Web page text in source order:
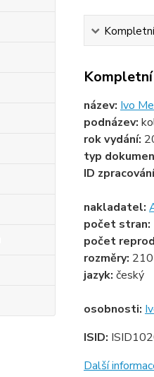
název: Ivo
podnázev:
rok vydání:
typ
ID
nakladatel:
počet stran:
počet
rozměry:
jazyk: český
osobnosti:
ISID:
Další